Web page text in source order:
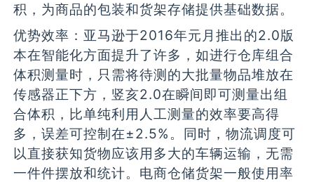
积，为商品的包装和货架存储提供基础数据。
优势效率：亚马逊于2016年元月推出的2.0版
本在智能化方面提升了许多，如进行仓库组合
体积测量时，只需将待测的大批量物品堆放在
传感器正下方，竖亥2.0在瞬间即可测量出组
合体积，比单纯利用人工测量的效率要高得
多，误差可控制在±2.5%。同时，物流调度可
以直接获知货物应该用多大的车辆运输，无需
一件件摆放和统计。电商仓储货架一般使用率